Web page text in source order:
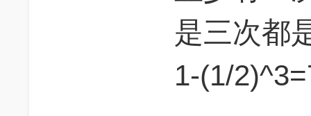
是三次都
1-(1/